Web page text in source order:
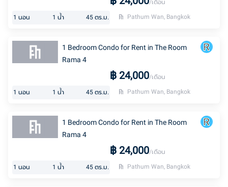
/เดือน
1 นอน 1 น้ำ 45 ตร.ม. Pathum Wan, Bangkok
1 Bedroom Condo for Rent in The Room
Rama 4
฿ 24,000/เดือน
1 นอน 1 น้ำ 45 ตร.ม. Pathum Wan, Bangkok
1 Bedroom Condo for Rent in The Room
Rama 4
฿ 24,000/เดือน
1 นอน 1 น้ำ 45 ตร.ม. Pathum Wan, Bangkok